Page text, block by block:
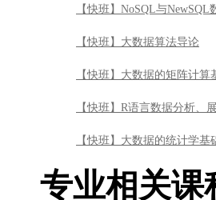
专业相关课
STATA统计分析入门
【免费公开课】《Hadoop
抽样调查
【免费公开课】玩转数据艺